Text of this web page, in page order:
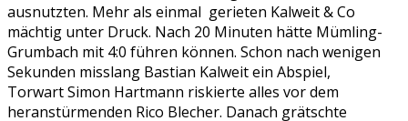
ausnutzten. Mehr als einmal gerieten Kalweit & Co
mächtig unter Druck. Nach 20 Minuten hätte Mümling-
Grumbach mit 4:0 führen können. Schon nach wenigen
Sekunden misslang Bastian Kalweit ein Abspiel,
Torwart Simon Hartmann riskierte alles vor dem
heranstürmenden Rico Blecher. Danach grätschte